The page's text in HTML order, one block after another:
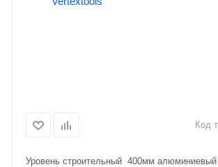
Код
Уровень строительный 400мм алюминиевый